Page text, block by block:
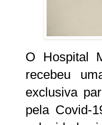
O Hospital
recebeu
exclusiva
pela Covid-